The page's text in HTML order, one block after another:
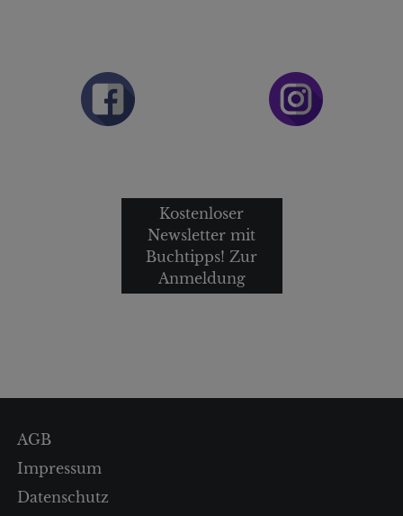
Kostenloser
Newsletter mit
Buchtipps! Zur
Anmeldung
AGB
Impressum
Datenschutz